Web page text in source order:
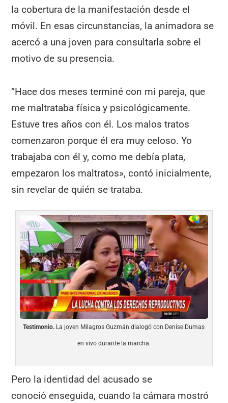
la cobertura de la manifestación desde el
móvil. En esas circunstancias, la animadora se
acercó a una joven para consultarla sobre el
motivo de su presencia.
“Hace dos meses terminé con mi pareja, que
me maltrataba física y psicológicamente.
Estuve tres años con él. Los malos tratos
comenzaron porque él era muy celoso. Yo
trabajaba con él y, como me debía plata,
empezaron los maltratos», contó inicialmente,
sin revelar de quién se trataba.
Testimonio. La joven Milagros Guzmán dialogó con Denise Dumas
en vivo durante la marcha.
Pero la identidad del acusado se
conoció enseguida, cuando la cámara mostró